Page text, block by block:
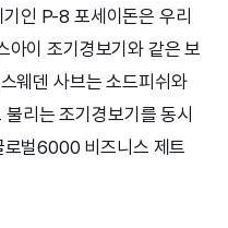
인 P-8 포세이돈은 우리
이 조기경보기와 같은 보
웨덴 사브는 소드피쉬와
리는 조기경보기를 동시
로벌6000 비즈니스 제트